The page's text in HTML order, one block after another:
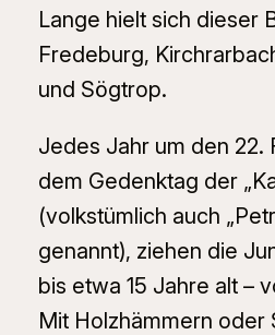
Lange hielt sich dieser
Fredeburg,
und Sögtrop.
Jedes Jahr um den 22.
dem Gedenktag der
(volkstümlich auch
genannt), ziehen die
bis etwa 15 Jahre alt –
Mit Holzhämmern oder